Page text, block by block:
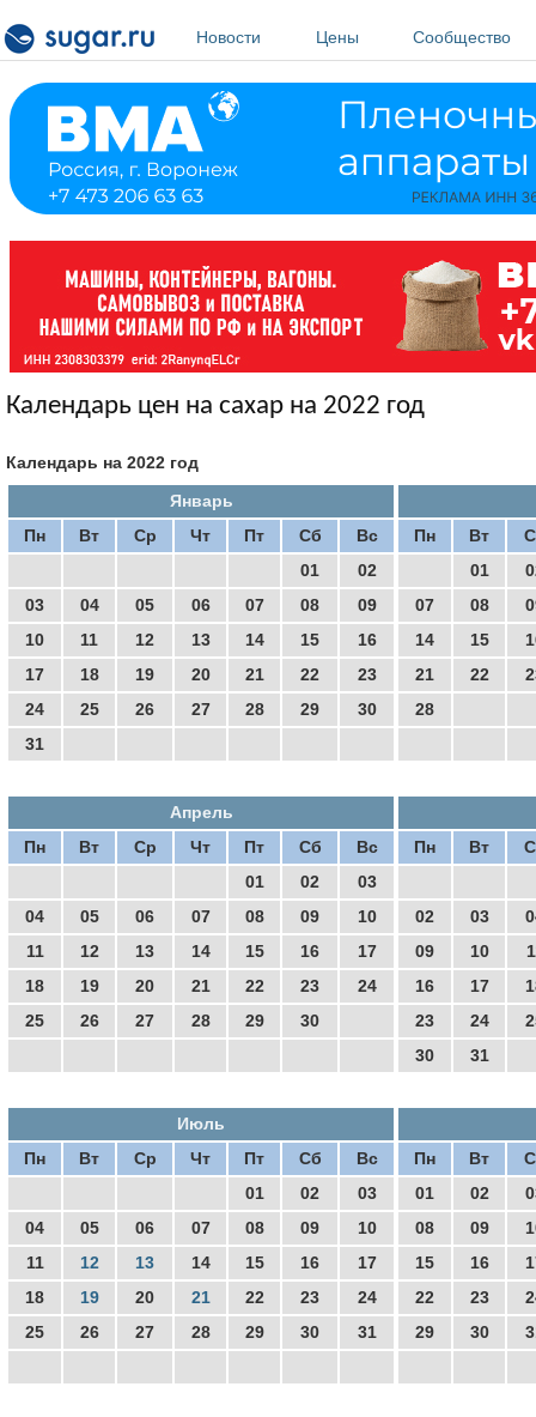
Новости
Цены Сообщество
Календарь цен на сахар на 2022 год
Календарь на 2022 год
Январь
Пн
Вт Ср Чт Пт Сб
Вс
01
02
03
04 05 06 07 08
09
10
11 12 13 14 15
16
17
18 19 20 21 22
23
24
25 26 27 28 29
30
31
Пн Вт
01
07
08
14
15
21
22
28
Апрель
Пн
Вт Ср Чт Пт Сб
Вс
01
02
03
04
05 06 07 08 09
10
11
12 13 14 15 16
17
18
19 20 21 22 23
24
25
26 27 28 29 30
Пн Вт
02 03
09
10
16
17
23
24
30
31
Июль
Пн
Вт Ср Чт Пт Сб
Вс
01
02
03
04
05 06 07 08 09
10
11
12 13 14 15 16
17
18
19 20 21 22 23
24
25
26 27 28 29 30 31
Пн Вт
01
02
08
09
15
16
22
23
29
30